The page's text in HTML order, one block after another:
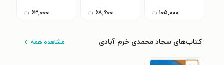
۱۰۵,۰۰۰ ت ۶۸,۶۰۰ ت ۶۳,۰۰۰ ت
کتاب‌های سجاد محمدی خرم آبادی مشاهده همه